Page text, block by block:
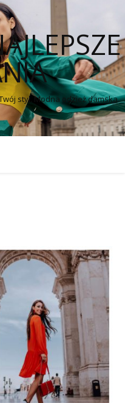
styl. Modna odzież damska